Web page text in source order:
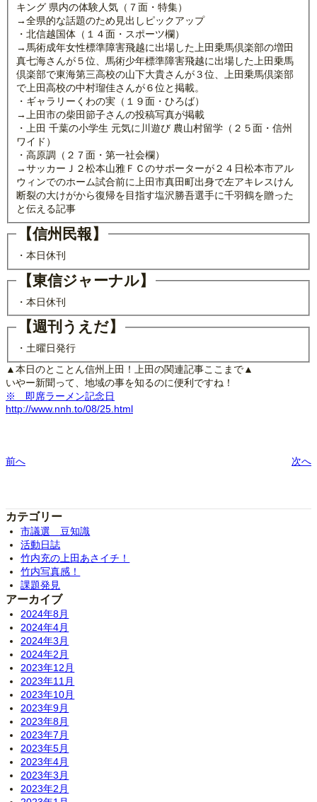
キング 県内の体験人気（７面・特集）
→全県的な話題のため見出しピックアップ
・北信越国体（１４面・スポーツ欄）
→馬術成年女性標準障害飛越に出場した上田乗馬倶楽部の増田
真七海さんが５位、馬術少年標準障害飛越に出場した上田乗馬
倶楽部で東海第三高校の山下大貴さんが３位、上田乗馬倶楽部
で上田高校の中村瑠佳さんが６位と掲載。
・ギャラリーくわの実（１９面・ひろば）
→上田市の柴田節子さんの投稿写真が掲載
・上田 千葉の小学生 元気に川遊び 農山村留学（２５面・信州
ワイド）
・高原調（２７面・第一社会欄）
→サッカーＪ２松本山雅ＦＣのサポーターが２４日松本市アル
ウィンでのホーム試合前に上田市真田町出身で左アキレスけん
断裂の大けがから復帰を目指す塩沢勝吾選手に千羽鶴を贈った
と伝える記事
【信州民報】
・本日休刊
【東信ジャーナル】
・本日休刊
【週刊うえだ】
・土曜日発行
▲本日のとことん信州上田！上田の関連記事ここまで▲
いやー新聞って、地域の事を知るのに便利ですね！
※ 即席ラーメン記念日
http://www.nnh.to/08/25.html
前へ 次へ
カテゴリー
市議選 豆知識
活動日誌
竹内充の上田あさイチ！
竹内写真感！
課題発見
アーカイブ
2024年8月
2024年4月
2024年3月
2024年2月
2023年12月
2023年11月
2023年10月
2023年9月
2023年8月
2023年7月
2023年5月
2023年4月
2023年3月
2023年2月